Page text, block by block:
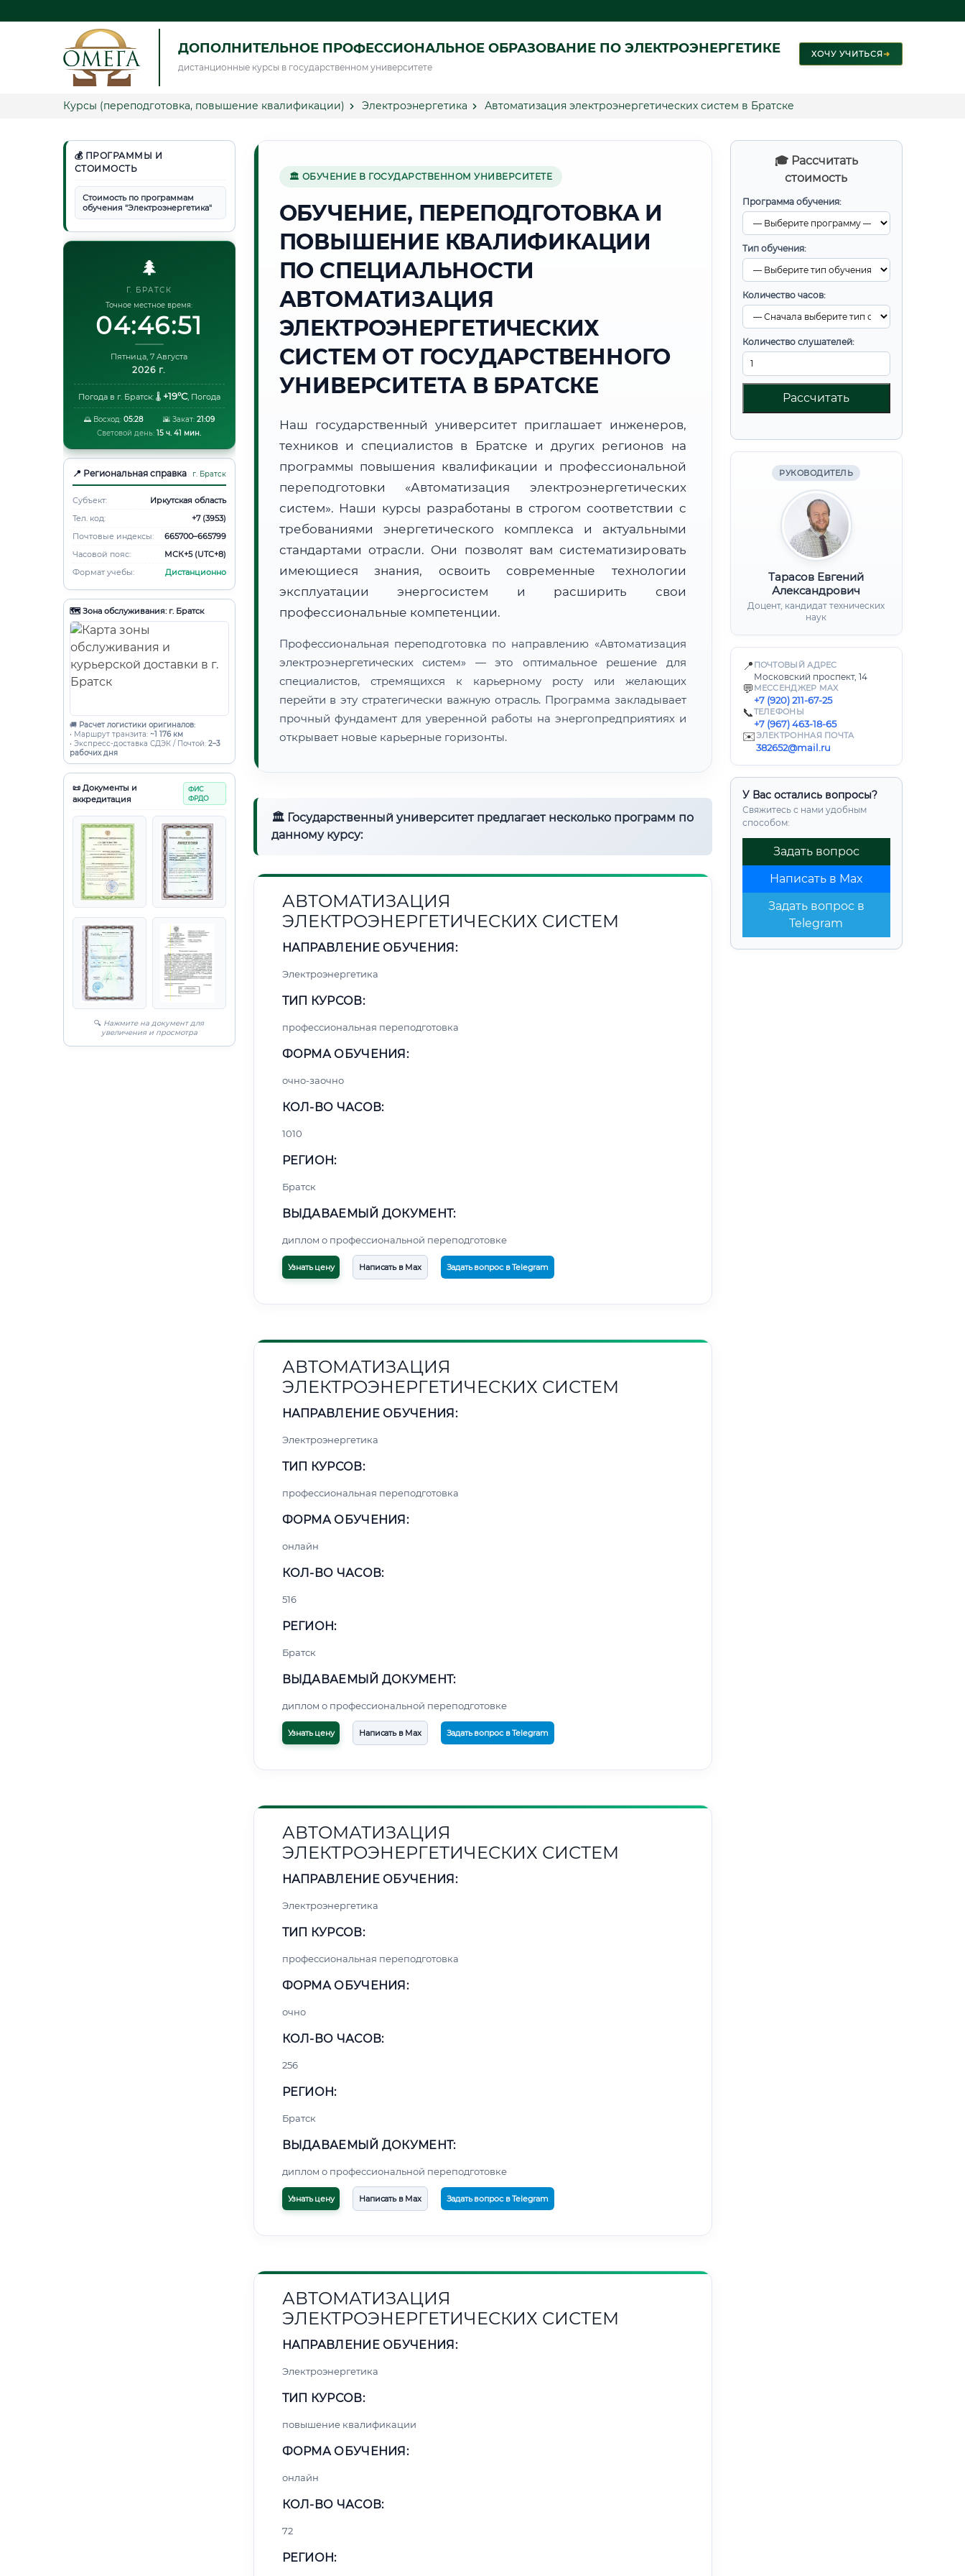
ДОПОЛНИТЕЛЬНОЕ ПРОФЕССИОНАЛЬНОЕ ОБРАЗОВАНИЕ ПО ЭЛЕКТРОЭНЕРГЕТИКЕ
дистанционные курсы в государственном университете
ХОЧУ УЧИТЬСЯ➜
Курсы (переподготовка, повышение квалификации) Электроэнергетика Автоматизация электроэнергетических систем в Братске
💰 ПРОГРАММЫ И
СТОИМОСТЬ
Стоимость по программам
обучения "Электроэнергетика"
🌲
Г. БРАТСК
Точное местное время:
04:46:52
Пятница, 7 Августа
2026 г.
Погода в г. Братск: 🌡️ +19°C, Погода
🌅 Восход: 05:28 🌇 Закат: 21:09
Световой день: 15 ч. 41 мин.
📍 Региональная справка г. Братск
Субъект:
Иркутская область
Тел. код:
+7 (3953)
Почтовые индексы:
665700–665799
Часовой пояс:
МСК+5 (UTC+8)
Формат учебы:
Дистанционно
🗺️ Зона обслуживания: г. Братск
🚚 Расчет логистики оригиналов:
• Маршрут транзита: ~1 176 км
• Экспресс-доставка СДЭК / Почтой: 2–3
рабочих дня
📜 Документы и
аккредитация
ФИС
ФРДО
🔍 Нажмите на документ для
увеличения и просмотра
🎓 Рассчитать
стоимость
Программа обучения:
Тип обучения:
Количество часов:
Количество слушателей:
Рассчитать
РУКОВОДИТЕЛЬ
Тарасов Евгений
Александрович
Доцент, кандидат технических
наук
📍 ПОЧТОВЫЙ АДРЕС
Московский проспект, 14
💬 МЕССЕНДЖЕР MAX
+7 (920) 211-67-25
📞ТЕЛЕФОНЫ
+7 (967) 463-18-65
✉️ЭЛЕКТРОННАЯ ПОЧТА
382652@mail.ru
У Вас остались вопросы?
Свяжитесь с нами удобным
способом:
Задать вопрос
Написать в Max
Задать вопрос в
Telegram
🏛 ОБУЧЕНИЕ В ГОСУДАРСТВЕННОМ УНИВЕРСИТЕТЕ
ОБУЧЕНИЕ, ПЕРЕПОДГОТОВКА И
ПОВЫШЕНИЕ КВАЛИФИКАЦИИ
ПО СПЕЦИАЛЬНОСТИ
АВТОМАТИЗАЦИЯ
ЭЛЕКТРОЭНЕРГЕТИЧЕСКИХ
СИСТЕМ ОТ ГОСУДАРСТВЕННОГО
УНИВЕРСИТЕТА В БРАТСКЕ
Наш государственный университет приглашает инженеров,
техников и специалистов в Братске и других регионов на
программы повышения квалификации и профессиональной
переподготовки «Автоматизация электроэнергетических
систем». Наши курсы разработаны в строгом соответствии с
требованиями энергетического комплекса и актуальными
стандартами отрасли. Они позволят вам систематизировать
имеющиеся знания, освоить современные технологии
эксплуатации энергосистем и расширить свои
профессиональные компетенции.
Профессиональная переподготовка по направлению «Автоматизация
электроэнергетических систем» — это оптимальное решение для
специалистов, стремящихся к карьерному росту или желающих
перейти в эту стратегически важную отрасль. Программа закладывает
прочный фундамент для уверенной работы на энергопредприятиях и
открывает новые карьерные горизонты.
🏛 Государственный университет предлагает несколько программ по
данному курсу:
АВТОМАТИЗАЦИЯ
ЭЛЕКТРОЭНЕРГЕТИЧЕСКИХ СИСТЕМ
НАПРАВЛЕНИЕ ОБУЧЕНИЯ:
Электроэнергетика
ТИП КУРСОВ:
профессиональная переподготовка
ФОРМА ОБУЧЕНИЯ:
очно-заочно
КОЛ-ВО ЧАСОВ:
1010
РЕГИОН:
Братск
ВЫДАВАЕМЫЙ ДОКУМЕНТ:
диплом о профессиональной переподготовке
Узнать цену Написать в Max Задать вопрос в Telegram
АВТОМАТИЗАЦИЯ
ЭЛЕКТРОЭНЕРГЕТИЧЕСКИХ СИСТЕМ
НАПРАВЛЕНИЕ ОБУЧЕНИЯ:
Электроэнергетика
ТИП КУРСОВ:
профессиональная переподготовка
ФОРМА ОБУЧЕНИЯ:
онлайн
КОЛ-ВО ЧАСОВ:
516
РЕГИОН:
Братск
ВЫДАВАЕМЫЙ ДОКУМЕНТ:
диплом о профессиональной переподготовке
Узнать цену Написать в Max Задать вопрос в Telegram
АВТОМАТИЗАЦИЯ
ЭЛЕКТРОЭНЕРГЕТИЧЕСКИХ СИСТЕМ
НАПРАВЛЕНИЕ ОБУЧЕНИЯ:
Электроэнергетика
ТИП КУРСОВ:
профессиональная переподготовка
ФОРМА ОБУЧЕНИЯ:
очно
КОЛ-ВО ЧАСОВ:
256
РЕГИОН:
Братск
ВЫДАВАЕМЫЙ ДОКУМЕНТ:
диплом о профессиональной переподготовке
Узнать цену Написать в Max Задать вопрос в Telegram
АВТОМАТИЗАЦИЯ
ЭЛЕКТРОЭНЕРГЕТИЧЕСКИХ СИСТЕМ
НАПРАВЛЕНИЕ ОБУЧЕНИЯ:
Электроэнергетика
ТИП КУРСОВ:
повышение квалификации
ФОРМА ОБУЧЕНИЯ:
онлайн
КОЛ-ВО ЧАСОВ:
72
РЕГИОН: